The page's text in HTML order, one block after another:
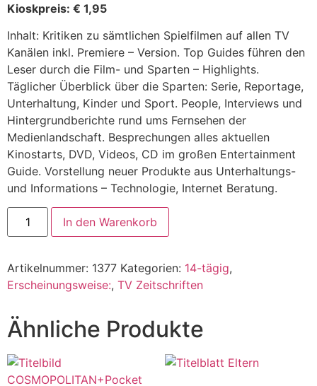
Kioskpreis: € 1,95
Inhalt: Kritiken zu sämtlichen Spielfilmen auf allen TV
Kanälen inkl. Premiere – Version. Top Guides führen den
Leser durch die Film- und Sparten – Highlights.
Täglicher Überblick über die Sparten: Serie, Reportage,
Unterhaltung, Kinder und Sport. People, Interviews und
Hintergrundberichte rund ums Fernsehen der
Medienlandschaft. Besprechungen alles aktuellen
Kinostarts, DVD, Videos, CD im großen Entertainment
Guide. Vorstellung neuer Produkte aus Unterhaltungs-
und Informations – Technologie, Internet Beratung.
In den Warenkorb
Artikelnummer: 1377 Kategorien: 14-tägig,
Erscheinungsweise:, TV Zeitschriften
Ähnliche Produkte